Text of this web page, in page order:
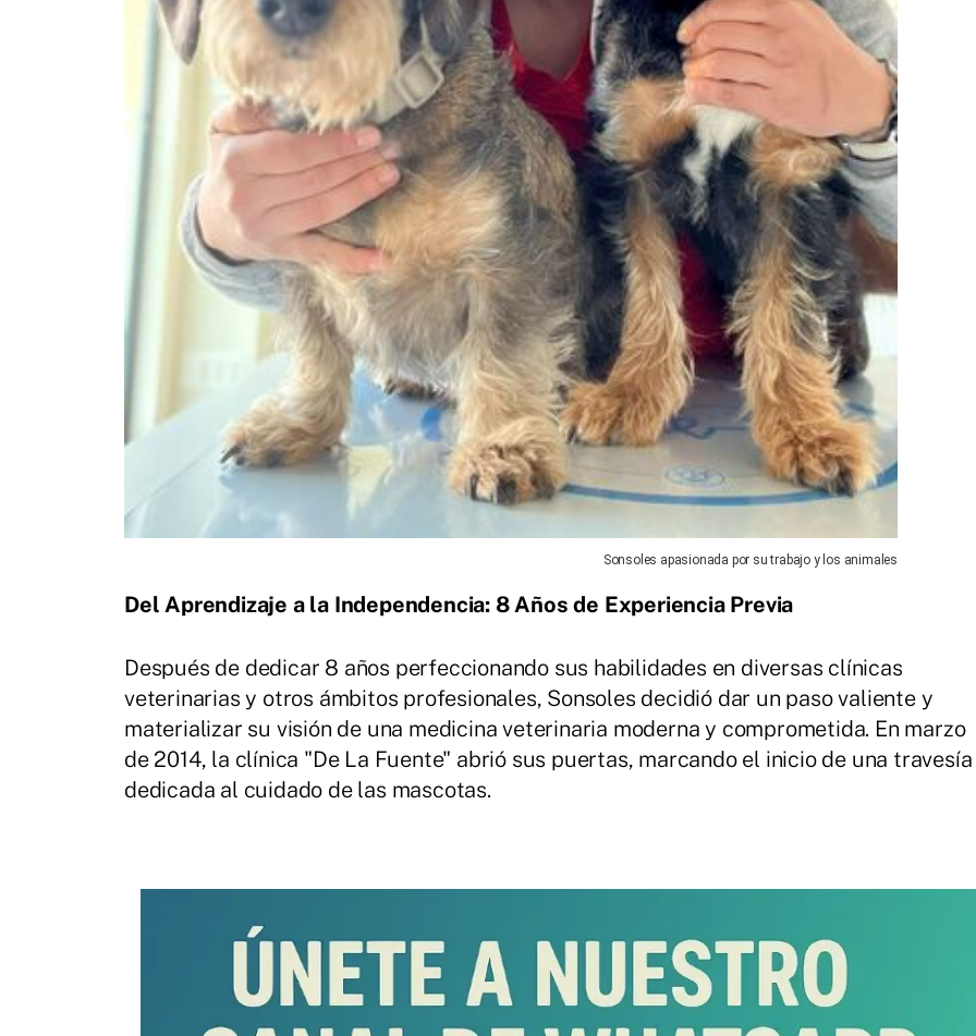
Sonsoles apasionada por su trabajo y los animales
Del Aprendizaje a la Independencia: 8 Años de Experiencia Previa
Después de dedicar 8 años perfeccionando sus habilidades en diversas clínicas
veterinarias y otros ámbitos profesionales, Sonsoles decidió dar un paso valiente y
materializar su visión de una medicina veterinaria moderna y comprometida. En marzo
de 2014, la clínica "De La Fuente" abrió sus puertas, marcando el inicio de una travesía
dedicada al cuidado de las mascotas.